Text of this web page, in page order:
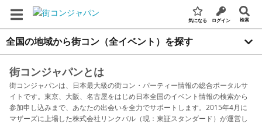
気になる ログイン 検索
全国の地域から街コン（全イベント）を探す
街コンジャパンとは
街コンジャパンは、日本最大級の街コン・パーティー情報の総合ポータルサ
イトです。東京、大阪、名古屋をはじめ日本全国のイベント情報の検索から
参加申し込みまで、あなたの出会いを全力でサポートします。2015年4月に
マザーズに上場した株式会社リンクバル（現：東証スタンダード）が運営し